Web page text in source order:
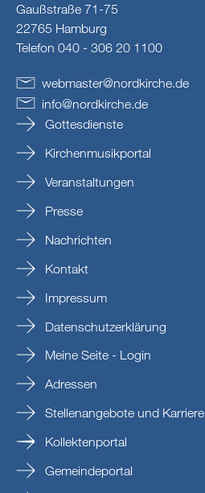
Gaußstraße 71-75
22765 Hamburg
Telefon 040 - 306 20 1100
webmaster@nordkirche.de
info@nordkirche de
Gottesdienste
Kirchenmusikportal
Veranstaltungen
Presse
Nachrichten
Kontakt
Impressum
Datenschutzerklärung
Meine Seite - Login
Adressen
Stellenangebote und Karriere
Kollektenportal
Gemeindeportal